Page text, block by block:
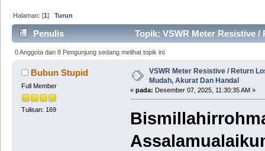
Halaman: [1]Turun
Penulis
Topik: VSWR Meter Resistive
4234 kali)
0 Anggota dan 8 Pengunjung sedang melihat topik ini.
Bubun Stupid
Full Member
Tulisan: 169
VSWR Meter Resistive / Return
Mudah, Akurat Dan Handal
« pada: Desember 07, 2025, 11:30:35 AM »